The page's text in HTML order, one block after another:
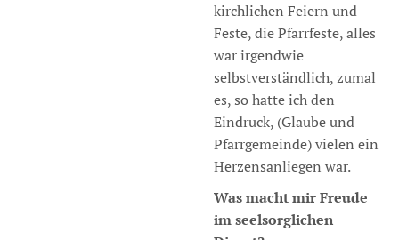
kirchlichen Feiern und
Feste, die Pfarrfeste, alles
war irgendwie
selbstverständlich, zumal
es, so hatte ich den
Eindruck, (Glaube und
Pfarrgemeinde) vielen ein
Herzensanliegen war.
Was macht mir Freude
im seelsorglichen